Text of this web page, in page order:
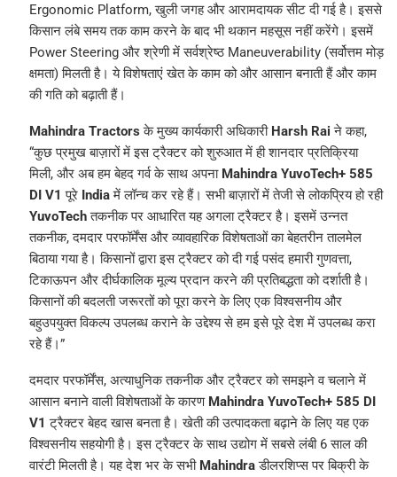
Ergonomic Platform, खुली जगह और आरामदायक सीट दी गई है। इससे
किसान लंबे समय तक काम करने के बाद भी थकान महसूस नहीं करेंगे। इसमें
Power Steering और श्रेणी में सर्वश्रेष्ठ Maneuverability (सर्वोत्तम मोड़
क्षमता) मिलती है। ये विशेषताएं खेत के काम को और आसान बनाती हैं और काम
की गति को बढ़ाती हैं।
Mahindra Tractors के मुख्य कार्यकारी अधिकारी Harsh Rai ने कहा,
“कुछ प्रमुख बाज़ारों में इस ट्रैक्टर को शुरुआत में ही शानदार प्रतिक्रिया
मिली, और अब हम बेहद गर्व के साथ अपना Mahindra YuvoTech+ 585
DI V1 पूरे Indiaमें लॉन्च कर रहे हैं। सभी बाज़ारों में तेजी से लोकप्रिय हो रही
YuvoTechतकनीक पर आधारित यह अगला ट्रैक्टर है। इसमें उन्नत
तकनीक, दमदार परफॉर्मेंस और व्यावहारिक विशेषताओं का बेहतरीन तालमेल
बिठाया गया है। किसानों द्वारा इस ट्रैक्टर को दी गई पसंद हमारी गुणवत्ता,
टिकाऊपन और दीर्घकालिक मूल्य प्रदान करने की प्रतिबद्धता को दर्शाती है।
किसानों की बदलती जरूरतों को पूरा करने के लिए एक विश्वसनीय और
बहुउपयुक्त विकल्प उपलब्ध कराने के उद्देश्य से हम इसे पूरे देश में उपलब्ध करा
रहे हैं।”
दमदार परफॉर्मेंस, अत्याधुनिक तकनीक और ट्रैक्टर को समझने व चलाने में
आसान बनाने वाली विशेषताओं के कारण Mahindra YuvoTech+ 585 DI
V1 ट्रैक्टर बेहद खास बनता है। खेती की उत्पादकता बढ़ाने के लिए यह एक
विश्वसनीय सहयोगी है। इस ट्रैक्टर के साथ उद्योग में सबसे लंबी 6 साल की
वारंटी मिलती है। यह देश भर के सभी Mahindraडीलरशिप्स पर बिक्री के